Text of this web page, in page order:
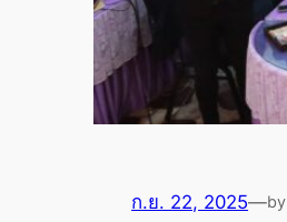
ก.ย. 22, 2025—by